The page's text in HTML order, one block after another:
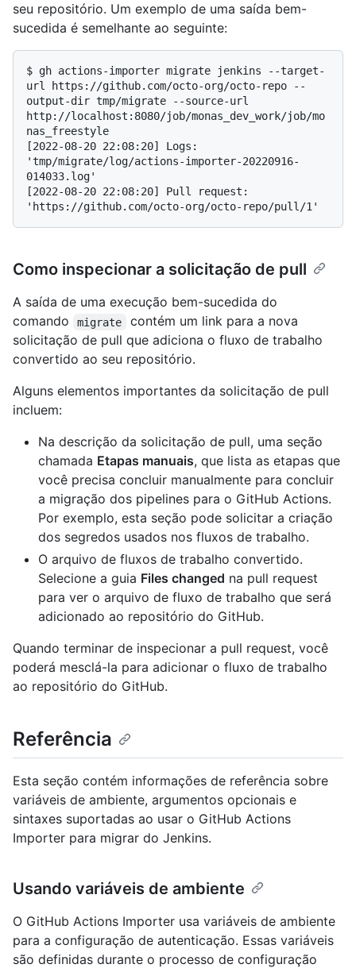
seu repositório. Um exemplo de uma saída bem-
sucedida é semelhante ao seguinte:
$ gh actions-importer migrate jenkins --target-
url https://github.com/octo-org/octo-repo --
output-dir tmp/migrate --source-url
http://localhost:8080/job/monas_dev_work/job/mo
nas_freestyle
[2022-08-20 22:08:20] Logs:
'tmp/migrate/log/actions-importer-20220916-
014033.log'
[2022-08-20 22:08:20] Pull request:
Como inspecionar a solicitação de pull
A saída de uma execução bem-sucedida do
comando
migrate
contém um link para a nova
solicitação de pull que adiciona o fluxo de trabalho
convertido ao seu repositório.
Alguns elementos importantes da solicitação de pull
incluem:
Na descrição da solicitação de pull, uma seção
chamada Etapas manuais, que lista as etapas que
você precisa concluir manualmente para concluir
a migração dos pipelines para o GitHub Actions.
Por exemplo, esta seção pode solicitar a criação
dos segredos usados nos fluxos de trabalho.
O arquivo de fluxos de trabalho convertido.
Selecione a guia Files changed na pull request
para ver o arquivo de fluxo de trabalho que será
adicionado ao repositório do GitHub.
Quando terminar de inspecionar a pull request, você
poderá mesclá-la para adicionar o fluxo de trabalho
ao repositório do GitHub.
Referência
Esta seção contém informações de referência sobre
variáveis de ambiente, argumentos opcionais e
sintaxes suportadas ao usar o GitHub Actions
Importer para migrar do Jenkins.
Usando variáveis de ambiente
O GitHub Actions Importer usa variáveis de ambiente
para a configuração de autenticação. Essas variáveis
são definidas durante o processo de configuração